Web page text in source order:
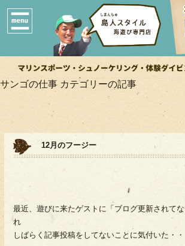
サンゴの仕事 カテゴリーの記事
12月のフージー
最近、遊びに来たゲストに「ブログ更新されて
れ
しばらく記事投稿をしてないことに気付いた・・